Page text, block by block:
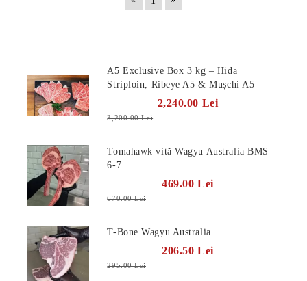
A5 Exclusive Box 3 kg – Hida
Striploin, Ribeye A5 & Mușchi A5
2,240.00 Lei
3,200.00 Lei
Tomahawk vită Wagyu Australia BMS
6-7
469.00 Lei
670.00 Lei
T-Bone Wagyu Australia
206.50 Lei
295.00 Lei